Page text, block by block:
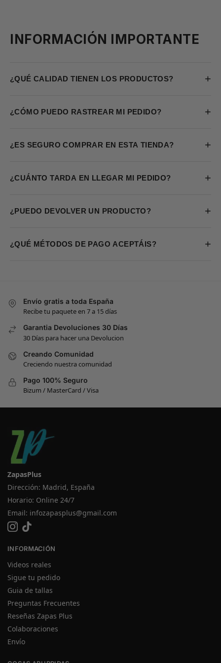
INFORMACIÓN IMPORTANTE
¿QUÉ CALIDAD TIENEN LOS PRODUCTOS? +
¿CÓMO PUEDO RASTREAR MI PEDIDO? +
¿ES SEGURO COMPRAR EN ESTA TIENDA? +
¿CUÁNTO TARDA EN LLEGAR MI PEDIDO? +
¿PUEDO DEVOLVER UN PRODUCTO? +
¿QUÉ MÉTODOS DE PAGO ACEPTÁIS? +
Envío gratis a toda España
Recibe tu paquete en 7 a 15 días
Garantia Devoluciones 30 Días
30 Días para hacer una Devolucion
Creando Comunidad
Creciendo nuestra comunidad
Pago 100% Seguro
Bizum / MasterCard / Visa
ZapasPlus
Dirección: Madrid, España
Horario: Online 24/7
Email: infozapasplus@gmail.com
INFORMACIÓN
Videos reales
Sigue tu pedido
Guia de tallas
Preguntas Frecuentes
Reseñas Zapas Plus
Colaboraciones
Envío